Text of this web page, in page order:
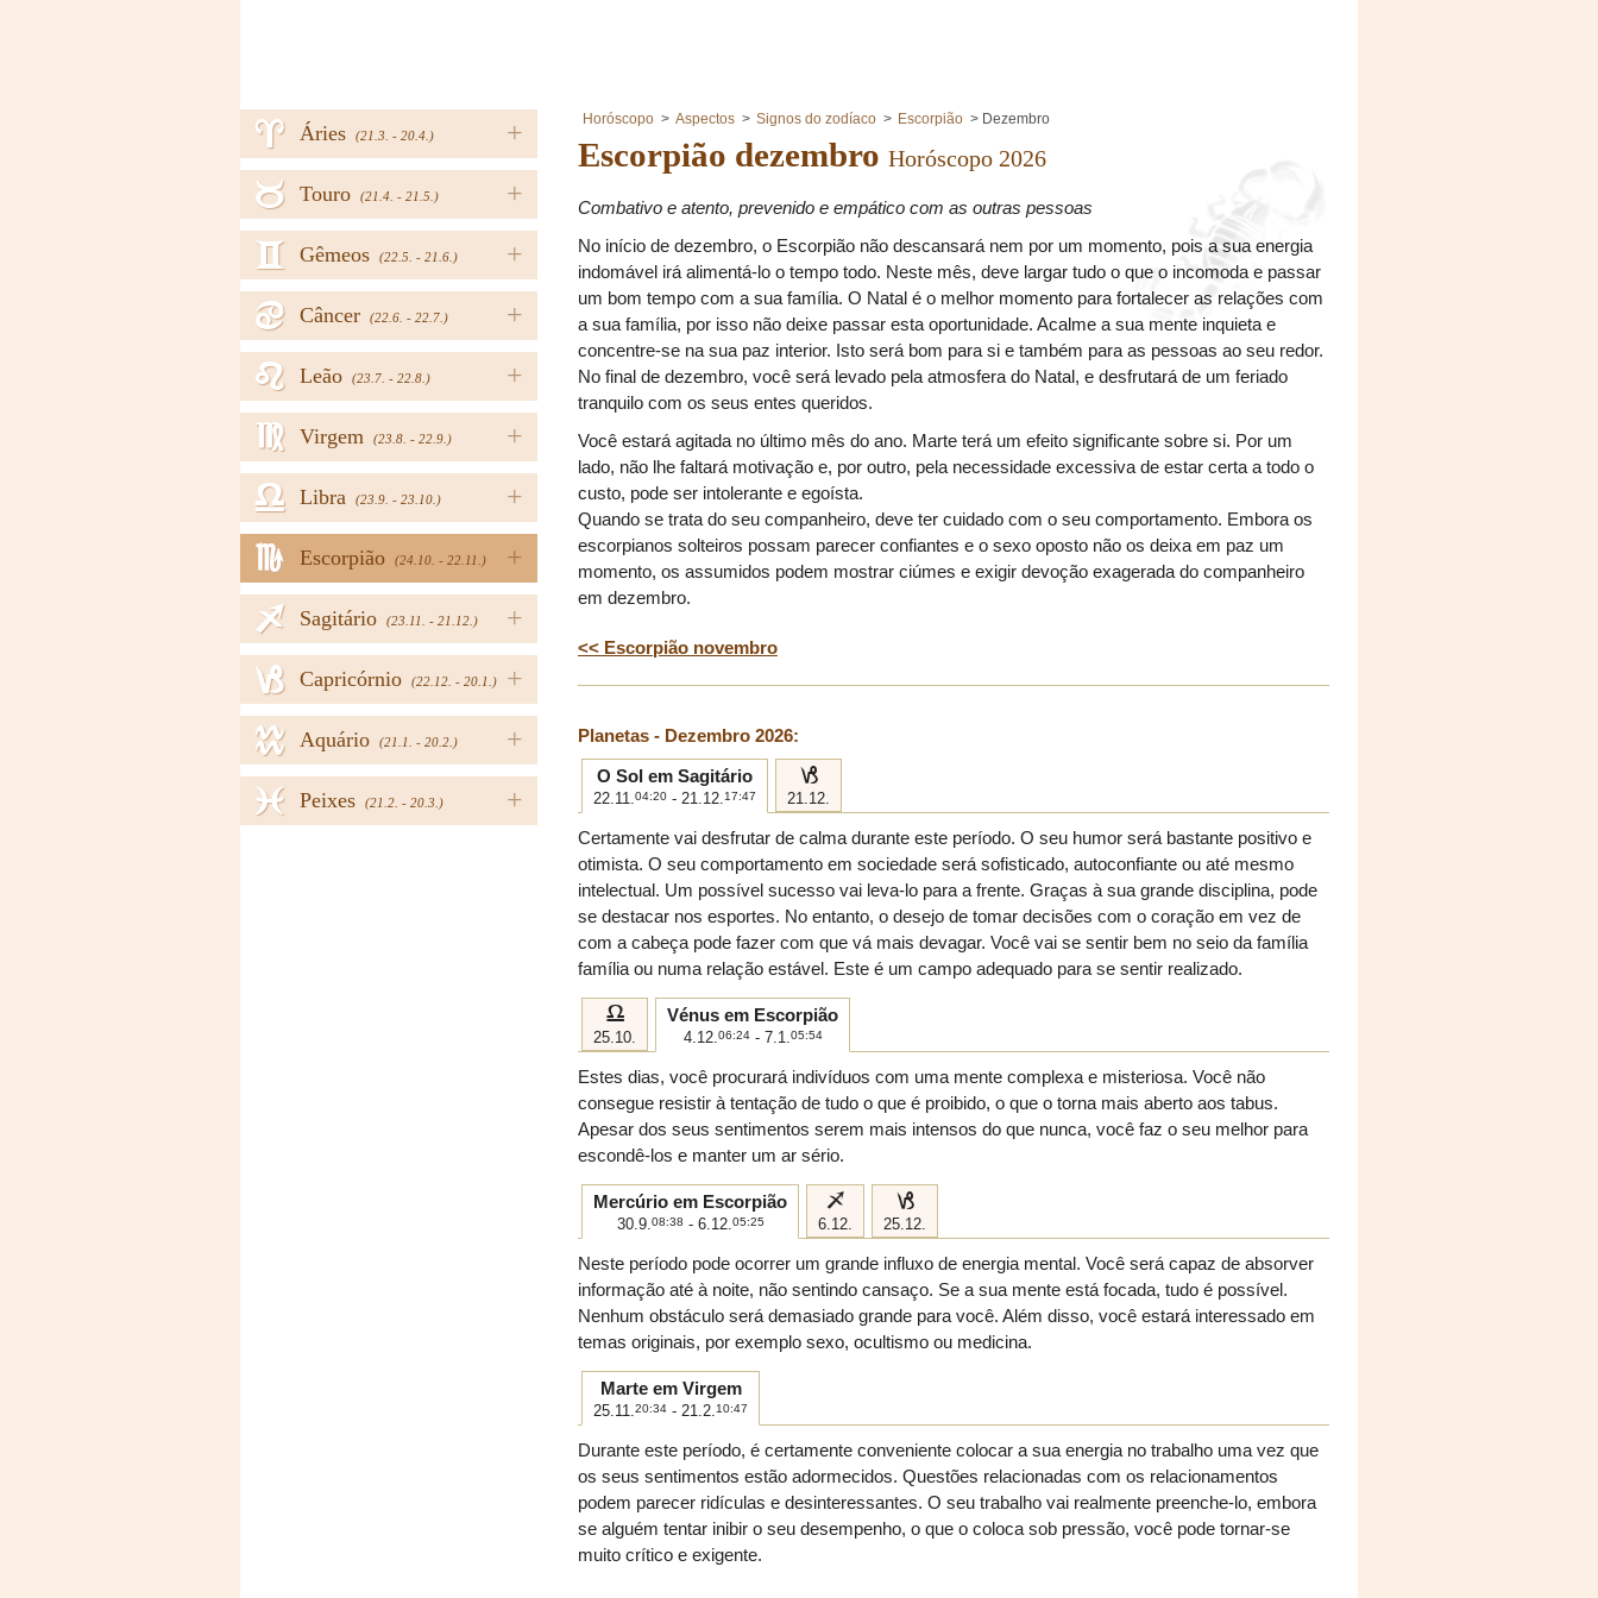
+
Áries (21.3. - 20.4.)
a
+
Touro (21.4. - 21.5.)
b
+
Gêmeos (22.5. - 21.6.)
c
+
Câncer (22.6. - 22.7.)
d
+
Leão (23.7. - 22.8.)
e
+
Virgem (23.8. - 22.9.)
f
+
Libra (23.9. - 23.10.)
g
+
Escorpião (24.10. - 22.11.)
h
+
Sagitário (23.11. - 21.12.)
i
+
Capricórnio (22.12. - 20.1.)
j
+
Aquário (21.1. - 20.2.)
k
+
Peixes (21.2. - 20.3.)
l
Horóscopo Aspectos Signos do zodíaco Escorpião Dezembro
Escorpião dezembro Horóscopo 2026
Combativo e atento, prevenido e empático com as outras pessoas
No início de dezembro, o Escorpião não descansará nem por um momento, pois a sua energia
indomável irá alimentá-lo o tempo todo. Neste mês, deve largar tudo o que o incomoda e passar
um bom tempo com a sua família. O Natal é o melhor momento para fortalecer as relações com
a sua família, por isso não deixe passar esta oportunidade. Acalme a sua mente inquieta e
concentre-se na sua paz interior. Isto será bom para si e também para as pessoas ao seu redor.
No final de dezembro, você será levado pela atmosfera do Natal, e desfrutará de um feriado
tranquilo com os seus entes queridos.
Você estará agitada no último mês do ano. Marte terá um efeito significante sobre si. Por um
lado, não lhe faltará motivação e, por outro, pela necessidade excessiva de estar certa a todo o
custo, pode ser intolerante e egoísta.
Quando se trata do seu companheiro, deve ter cuidado com o seu comportamento. Embora os
escorpianos solteiros possam parecer confiantes e o sexo oposto não os deixa em paz um
momento, os assumidos podem mostrar ciúmes e exigir devoção exagerada do companheiro
em dezembro.
<< Escorpião novembro
Planetas - Dezembro 2026:
O Sol em Sagitário
22.11. 04:20 - 21.12. 17:47
j
21.12.
Certamente vai desfrutar de calma durante este período. O seu humor será bastante positivo e
otimista. O seu comportamento em sociedade será sofisticado, autoconfiante ou até mesmo
intelectual. Um possível sucesso vai leva-lo para a frente. Graças à sua grande disciplina, pode
se destacar nos esportes. No entanto, o desejo de tomar decisões com o coração em vez de
com a cabeça pode fazer com que vá mais devagar. Você vai se sentir bem no seio da família
família ou numa relação estável. Este é um campo adequado para se sentir realizado.
g
25.10.
Vénus em Escorpião
4.12. 06:24- 7.1. 05:54
Estes dias, você procurará indivíduos com uma mente complexa e misteriosa. Você não
consegue resistir à tentação de tudo o que é proibido, o que o torna mais aberto aos tabus.
Apesar dos seus sentimentos serem mais intensos do que nunca, você faz o seu melhor para
escondê-los e manter um ar sério.
Mercúrio em Escorpião
30.9. 08:38 - 6.12. 05:25
i
6.12.
j
25.12.
Neste período pode ocorrer um grande influxo de energia mental. Você será capaz de absorver
informação até à noite, não sentindo cansaço. Se a sua mente está focada, tudo é possível.
Nenhum obstáculo será demasiado grande para você. Além disso, você estará interessado em
temas originais, por exemplo sexo, ocultismo ou medicina.
Marte em Virgem
25.11. 20:34 - 21.2. 10:47
Durante este período, é certamente conveniente colocar a sua energia no trabalho uma vez que
os seus sentimentos estão adormecidos. Questões relacionadas com os relacionamentos
podem parecer ridículas e desinteressantes. O seu trabalho vai realmente preenche-lo, embora
se alguém tentar inibir o seu desempenho, o que o coloca sob pressão, você pode tornar-se
muito crítico e exigente.